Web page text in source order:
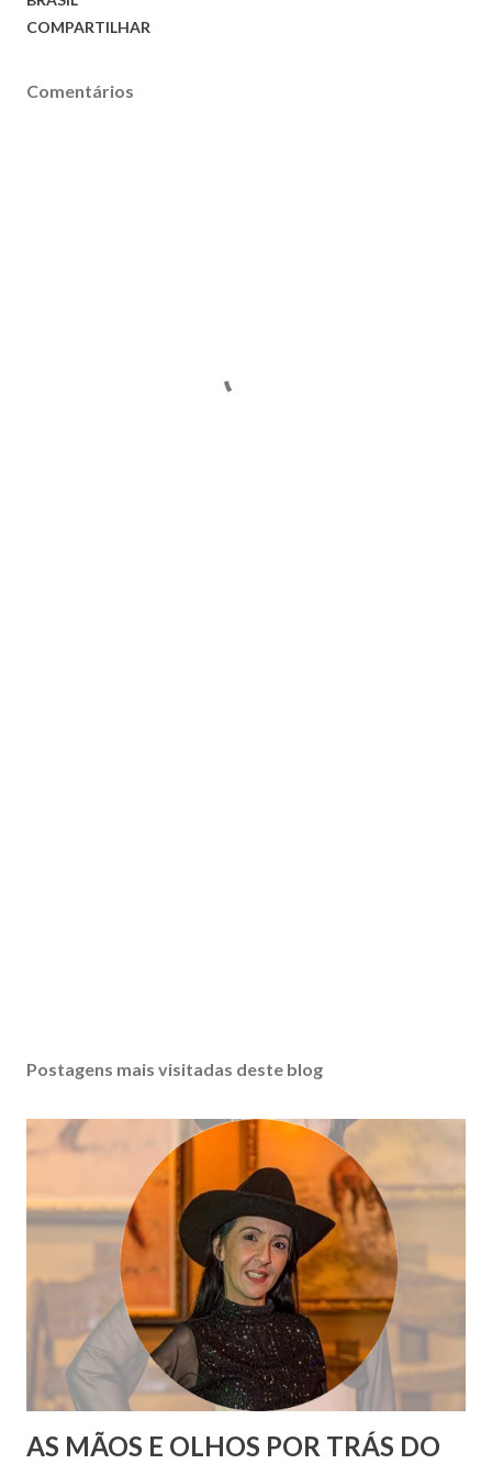
COMPARTILHAR
Comentários
Postagens mais visitadas deste blog
AS MÃOS E OLHOS POR TRÁS DO